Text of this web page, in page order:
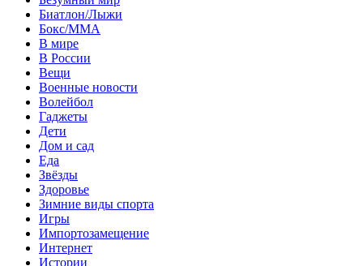
Биатлон/Лыжи
Бокс/MMA
В мире
В России
Вещи
Военные новости
Волейбол
Гаджеты
Дети
Дом и сад
Еда
Звёзды
Здоровье
Зимние виды спорта
Игры
Импортозамещение
Интернет
Истории